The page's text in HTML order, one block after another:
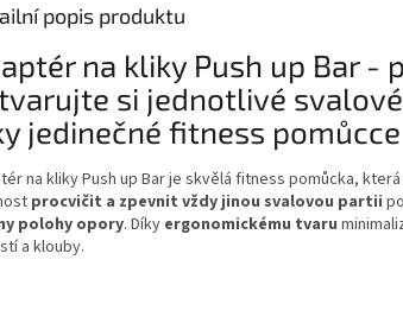
popis produktu
na kliky Push up Bar -
si jednotlivé
jedinečné fitness pomůcce
na kliky Push up Bar je skvělá fitness pomůcka,
procvičit a zpevnit vždy jinou svalovou partii
polohy opory. Díky ergonomickému tvaru
a klouby.